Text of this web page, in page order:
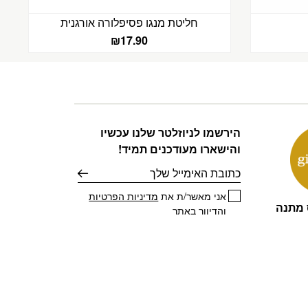
חליטת מנגו פסיפלורה אורגנית
₪17.90
הירשמו לניוזלטר שלנו עכשיו
והישארו מעודכנים תמיד!
דוא׳׳ל
אני מאשר/ת את מדיניות הפרטיות
והדיוור באתר
מתנה